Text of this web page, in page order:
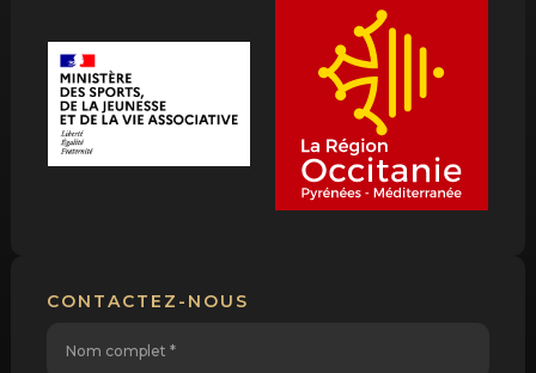
CONTACTEZ-NOUS